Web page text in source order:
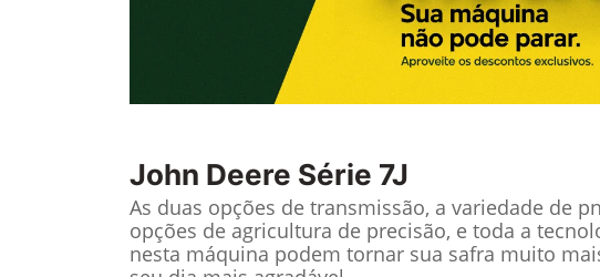
John Deere Série 7J
As duas opções de transmissão, a variedade de
opções de agricultura de precisão, e toda a
nesta máquina podem tornar sua safra muito